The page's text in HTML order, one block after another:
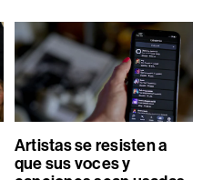
Artistas se resisten a
que sus voces y